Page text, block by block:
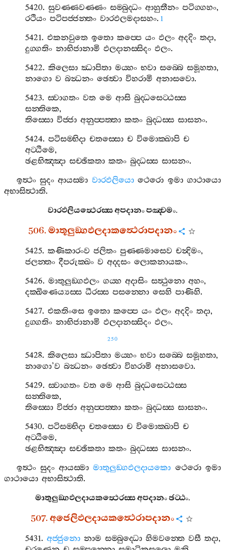
5420.සුවණ‍්ණවණ‍්ණං සම‍්බුද‍්ධං ආහුතීනං පටිග‍්ගහං,
රථියං පටිපජ‍්ජන‍්තං වාරඵලමදාසහං. 1
5421.එකනවුතෙ ඉතො කප‍්පෙ යං ඵලං අදදිං තදා,
දුග‍්ගතිං නාභිජානාමි ඵලදානස‍්සිදං ඵලං.
5422.කිලෙසා ඣාපිතා මය‍්හං භවා සබ‍්බෙ සමූහතා,
නාගො ව බන්‍ධනං ඡෙත්‍වා විහරාමි අනාසවො.
5423.ස‍්වාගතං වත මෙ ආසි බුද‍්ධසෙට‍්ඨස‍්ස
සන‍්තිකෙ,
තිස‍්සො විජ‍්ජා අනුප‍්පත‍්තා කතං බුද‍්ධස‍්ස සාසනං.
5424.පටිසම‍්භිදා චතස‍්සො ච විමොක‍්ඛාපි ච
අට‍්ඨිමෙ,
ඡළභිඤ‍්ඤා සච‍්ඡිකතා කතං බුද‍්ධස‍්ස සාසනං.
ඉත්‍ථං සුදං ආයස‍්මා වාරඵලියො ථෙරො ඉමා ගාථායො
අභාසිත්‍ථාති.
වාරඵලියත්‍ථෙරස‍්සඅපදානංපඤ‍්චමං.
506.මාතූලුඞ‍්ගඵලදාකත්‍ථෙරාපදානං
5425.කණිකාරංව ජලිතං පුණ‍්ණමාසෙව චන්‍දිමං,
ජලන‍්තං දීපරුක‍්ඛං ව අද‍්දසං ලොකනායකං.
5426.මාතුලුඞ‍්ගඵලං ගය‍්හ අදාසිං සත්‍ථුනො අහං,
දක‍්ඛිණෙය්‍යස‍්ස ධීරස‍්ස පසන‍්නො සෙහි පාණිහි.
5427.එකතිංසෙ ඉතො කප‍්පෙ යං ඵලං අදදිං තදා,
දුග‍්ගතිං නාභිජානාමි ඵලදානස‍්සිදං ඵලං.
250
5428.කිලෙසා ඣාපිතා මය‍්හං භවා සබ‍්බෙ සමූහතා,
නාගො’ව බන්‍ධනං ඡෙත්‍වා විහරාමි අනාසවො.
5429.ස‍්වාගතං වත මෙ ආසි බුද‍්ධසෙට‍්ඨස‍්ස
සන‍්තිකෙ,
තිස‍්සො විජ‍්ජා අනුප‍්පත‍්තා කතං බුද‍්ධස‍්ස සාසනං.
5430.පටිසම‍්භිදා චතස‍්සො ච විමොක‍්ඛාපි ච
අට‍්ඨිමෙ,
ඡළභිඤ‍්ඤා සච‍්ඡිකතා කතං බුද‍්ධස‍්ස සාසනං.
ඉත්‍ථං සුදං ආයස‍්මා මාතුලුඞ‍්ගඵලදායකො ථෙරො ඉමා
ගාථායො අභාසිත්‍ථාති.
මාතුලුඞ‍්ගඵලදායකත්‍ථෙරස‍්සඅපදානංඡට‍්ඨං.
507.අජෙලිඵලදායකත්‍ථෙරාපදානං
5431.අජ‍්ජුනො නාම සම‍්බුද‍්ධො හිමවන‍්තෙ වසී තදා,